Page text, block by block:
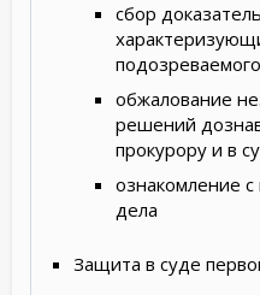
сбор
обжалование
решений
прокурору и в
ознакомление с
дела
Защита в суде